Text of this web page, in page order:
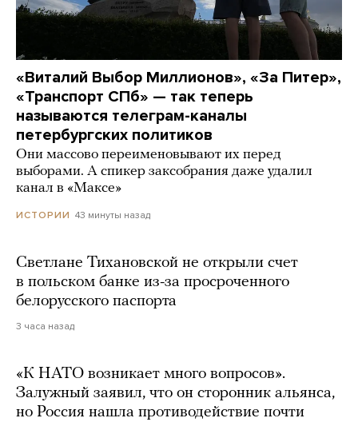
«Виталий Выбор Миллионов», «За Питер»,
«Транспорт СПб» — так теперь
называются телеграм-каналы
петербургских политиков
Они массово переименовывают их перед
выборами. А спикер заксобрания даже удалил
канал в «Максе»
ИСТОРИИ 43 минуты назад
Светлане Тихановской не открыли счет
в польском банке из-за просроченного
белорусского паспорта
3 часа назад
«К НАТО возникает много вопросов».
Залужный заявил, что он сторонник альянса,
но Россия нашла противодействие почти